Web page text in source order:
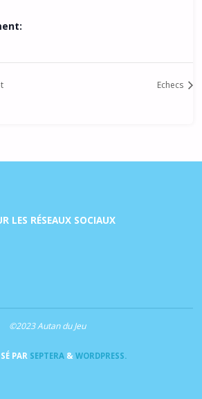
Echecs
LES RÉSEAUX SOCIAUX
©2023 Autan du Jeu
PARSEPTERA& WORDPRESS.